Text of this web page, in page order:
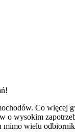
Co więcej
wysokim
wielu